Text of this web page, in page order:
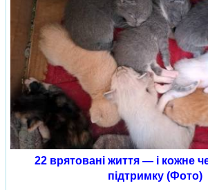
22 врятовані життя — і кожне
підтримку (Фото)